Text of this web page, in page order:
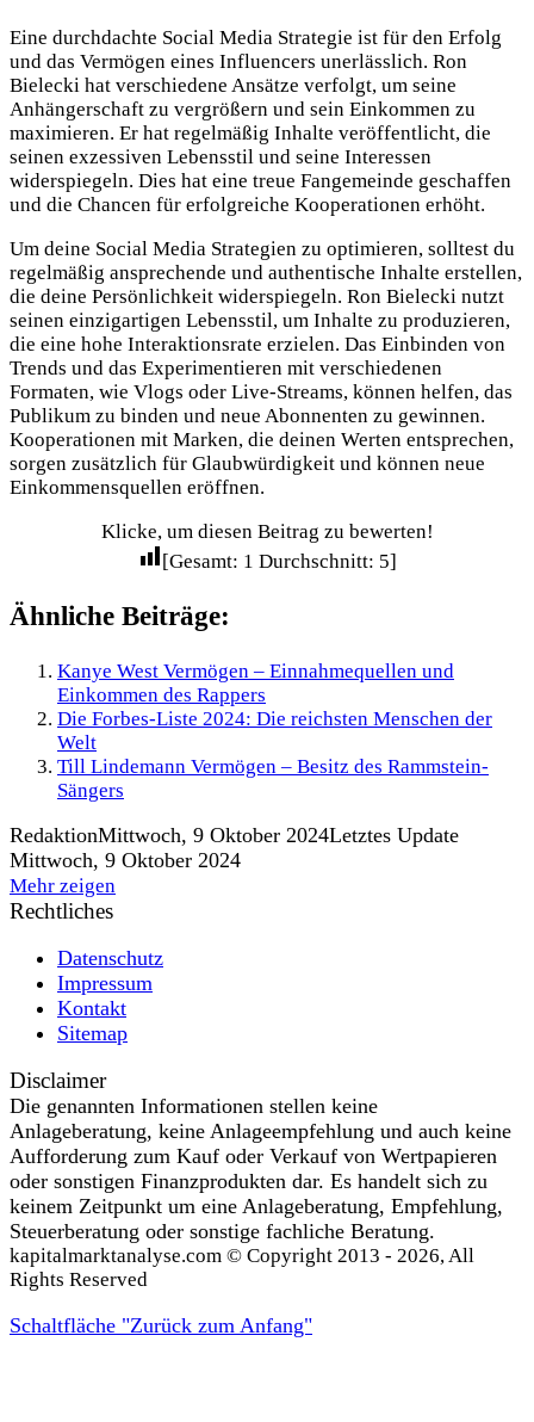
Eine durchdachte Social Media Strategie ist für den Erfolg
und das Vermögen eines Influencers unerlässlich. Ron
Bielecki hat verschiedene Ansätze verfolgt, um seine
Anhängerschaft zu vergrößern und sein Einkommen zu
maximieren. Er hat regelmäßig Inhalte veröffentlicht, die
seinen exzessiven Lebensstil und seine Interessen
widerspiegeln. Dies hat eine treue Fangemeinde geschaffen
und die Chancen für erfolgreiche Kooperationen erhöht.
Um deine Social Media Strategien zu optimieren, solltest du
regelmäßig ansprechende und authentische Inhalte erstellen,
die deine Persönlichkeit widerspiegeln. Ron Bielecki nutzt
seinen einzigartigen Lebensstil, um Inhalte zu produzieren,
die eine hohe Interaktionsrate erzielen. Das Einbinden von
Trends und das Experimentieren mit verschiedenen
Formaten, wie Vlogs oder Live-Streams, können helfen, das
Publikum zu binden und neue Abonnenten zu gewinnen.
Kooperationen mit Marken, die deinen Werten entsprechen,
sorgen zusätzlich für Glaubwürdigkeit und können neue
Einkommensquellen eröffnen.
Klicke, um diesen Beitrag zu bewerten!
[Gesamt: 1 Durchschnitt: 5]
Ähnliche Beiträge:
Kanye West Vermögen – Einnahmequellen und
Einkommen des Rappers
Die Forbes-Liste 2024: Die reichsten Menschen der
Welt
Till Lindemann Vermögen – Besitz des Rammstein-
Sängers
RedaktionMittwoch, 9 Oktober 2024Letztes Update
Mittwoch, 9 Oktober 2024
Mehr zeigen
Rechtliches
Datenschutz
Impressum
Kontakt
Sitemap
Disclaimer
Die genannten Informationen stellen keine
Anlageberatung, keine Anlageempfehlung und auch keine
Aufforderung zum Kauf oder Verkauf von Wertpapieren
oder sonstigen Finanzprodukten dar. Es handelt sich zu
keinem Zeitpunkt um eine Anlageberatung, Empfehlung,
Steuerberatung oder sonstige fachliche Beratung.
kapitalmarktanalyse.com © Copyright 2013 - 2026, All
Rights Reserved
Schaltfläche "Zurück zum Anfang"